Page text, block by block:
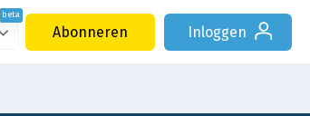
Abonneren Inloggen